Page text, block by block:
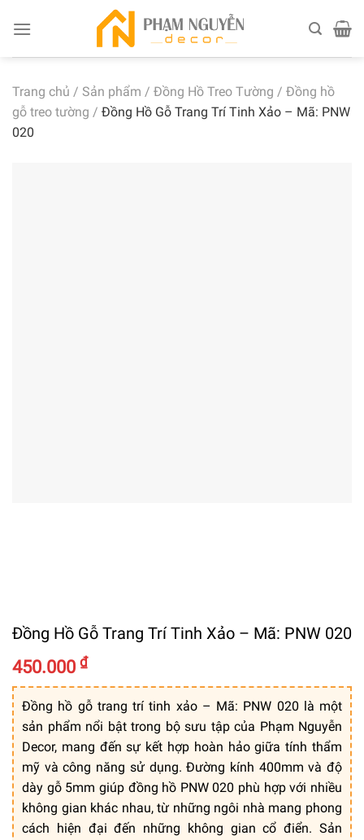
Trang chủ / Sản phẩm / Đồng Hồ Treo Tường / Đồng hồ
gỗ treo tường / Đồng Hồ Gỗ Trang Trí Tinh Xảo – Mã: PNW
020
Đồng Hồ Gỗ Trang Trí Tinh Xảo – Mã: PNW 020
450.000 ₫
Đồng hồ gỗ trang trí tinh xảo – Mã: PNW 020 là một
sản phẩm nổi bật trong bộ sưu tập của Phạm Nguyễn
Decor, mang đến sự kết hợp hoàn hảo giữa tính thẩm
mỹ và công năng sử dụng. Đường kính 400mm và độ
dày gỗ 5mm giúp đồng hồ PNW 020 phù hợp với nhiều
không gian khác nhau, từ những ngôi nhà mang phong
cách hiện đại đến những không gian cổ điển. Sản